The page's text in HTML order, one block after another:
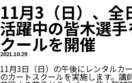
11月3（日）、全
活躍中の皆木選
クールを開催
2021.10.29
11月3日（日）の午後にレンタルカ
のカートスクールを実施します。講